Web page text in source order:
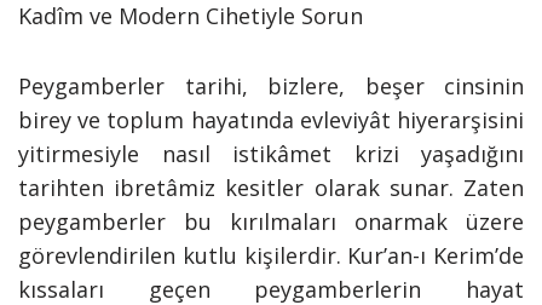
Kadîm ve Modern Cihetiyle Sorun
Peygamberler tarihi, bizlere, beşer cinsinin
birey ve toplum hayatında evleviyât hiyerarşisini
yitirmesiyle nasıl istikâmet krizi yaşadığını
tarihten ibretâmiz kesitler olarak sunar. Zaten
peygamberler bu kırılmaları onarmak üzere
görevlendirilen kutlu kişilerdir. Kur’an-ı Kerim’de
kıssaları geçen peygamberlerin hayat